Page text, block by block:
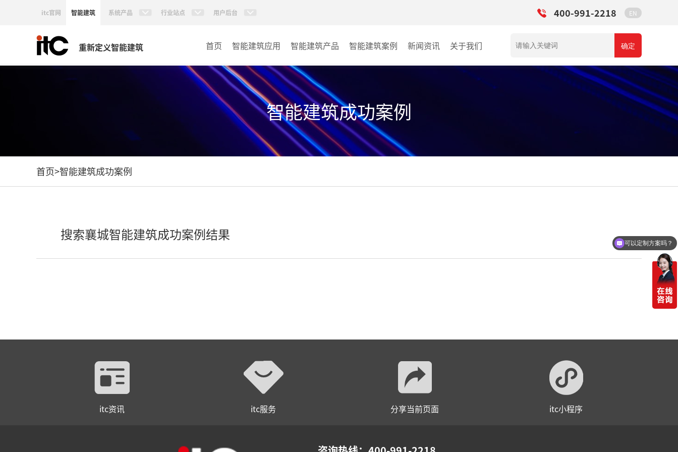
itc官网 智能建筑 系统产品 行业站点 用户后台 400-991-2218 EN
重新定义智能建筑 首页 智能建筑应用 智能建筑产品
智能建筑系列
智能建筑案例
政府单位
学校
其它
新闻资讯 关于我们 确定
智能建筑成功案例
首页>智能建筑成功案例
搜索襄城智能建筑成功案例结果
itc资讯 itc服务 分享当前页面 itc小程序
可以定制方案吗？